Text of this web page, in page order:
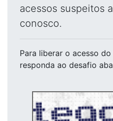
acessos suspeitos
conosco.
Para liberar o acesso do
responda ao desafio